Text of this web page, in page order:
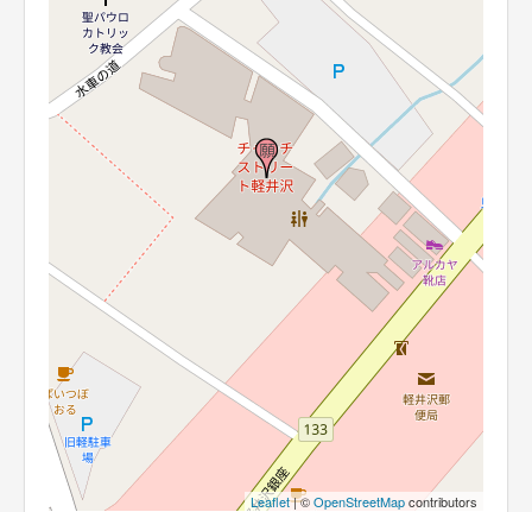
Leaflet| ©OpenStreetMapcontributors